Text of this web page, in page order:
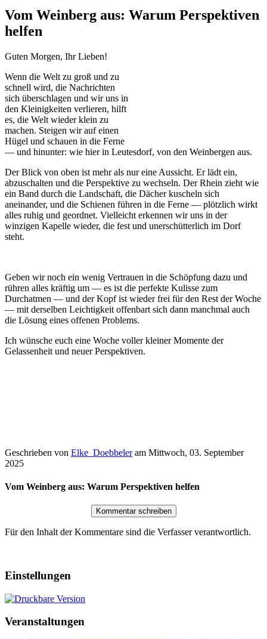
Vom Weinberg aus: Warum Perspektiven
helfen
Guten Morgen, Ihr Lieben!
Wenn die Welt zu groß und zu
schnell wird, die Nachrichten
sich überschlagen und wir uns in
den Kleinigkeiten verlieren, hilft
es, die Welt wieder klein zu
machen. Steigen wir auf einen
Hügel und schauen in die Ferne
— und hinunter: wie hier in Leutesdorf, von den Weinbergen aus.
Der Blick von oben ist mehr als nur eine Aussicht. Er lädt ein,
abzuschalten und die Perspektive zu wechseln. Der Rhein zieht wie
ein Band durch die Landschaft, die Dächer kuscheln sich
aneinander, und die Schienen führen in die Ferne — plötzlich wirkt
alles ruhig und geordnet. Vielleicht erkennen wir uns in der
winzigen Kapelle wieder, die fest und unerschütterlich im Dorf
steht.
Geben wir noch ein wenig Vertrauen in die Schöpfung dazu und
rühren alles kräftig um — es ist die perfekte Kulisse zum
Durchatmen — und der Kopf ist wieder frei für den Rest der Woche
— mit derselben Leichtigkeit offenbart sich dann manchmal auch
die Lösung eines offenen Problems.
Ich wünsche euch eine Woche voller kleiner Momente der
Gelassenheit und neuer Perspektiven.
Geschrieben von Elke_Doebbeler am Mittwoch, 03. September
2025
Vom Weinberg aus: Warum Perspektiven helfen
Für den Inhalt der Kommentare sind die Verfasser verantwortlich.
Einstellungen
Veranstaltungen